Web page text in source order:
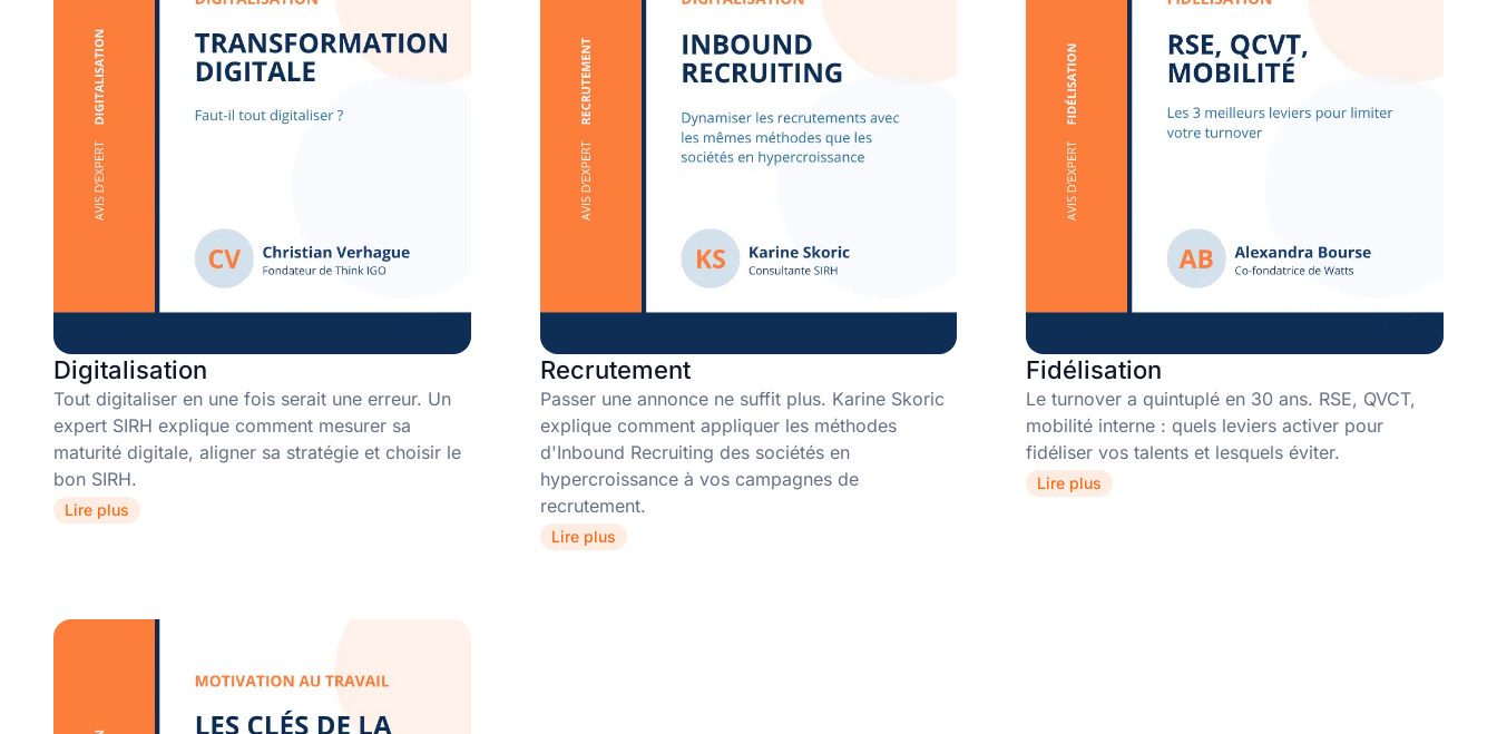
Digitalisation
Tout digitaliser en une fois serait une erreur. Un
expert SIRH explique comment mesurer sa
maturité digitale, aligner sa stratégie et choisir le
bon SIRH.
Lire plus
Recrutement
Passer une annonce ne suffit plus. Karine Skoric
explique comment appliquer les méthodes
d'Inbound Recruiting des sociétés en
hypercroissance à vos campagnes de
recrutement.
Lire plus
Fidélisation
Le turnover a quintuplé en 30 ans. RSE, QVCT,
mobilité interne : quels leviers activer pour
fidéliser vos talents et lesquels éviter.
Lire plus